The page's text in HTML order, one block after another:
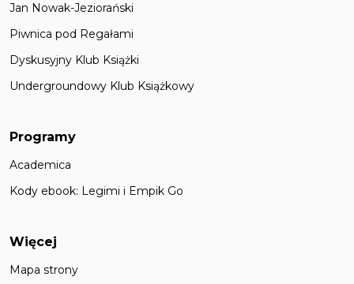
Jan Nowak-Jeziorański
Piwnica pod Regałami
Dyskusyjny Klub Książki
Undergroundowy Klub Książkowy
Programy
Academica
Kody ebook: Legimi i Empik Go
Więcej
Mapa strony